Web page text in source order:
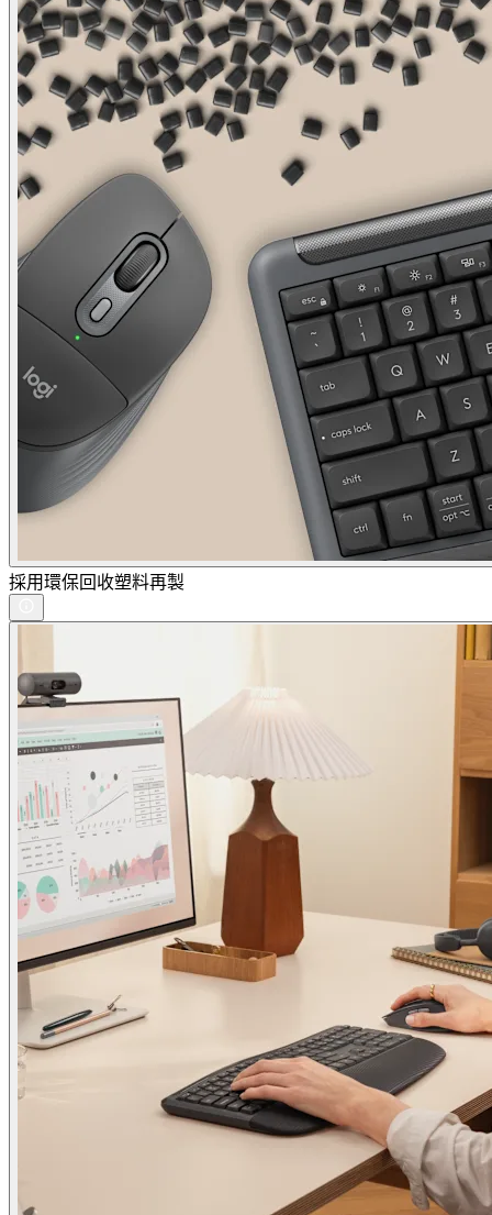
採用環保回收塑料再製